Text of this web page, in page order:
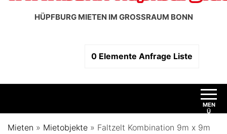
HÜPFBURG MIETEN IM GROSSRAUM BONN
0 Elemente Anfrage Liste
MEN
Ü
Mieten » Mietobjekte » Faltzelt Kombination 9m x 9m